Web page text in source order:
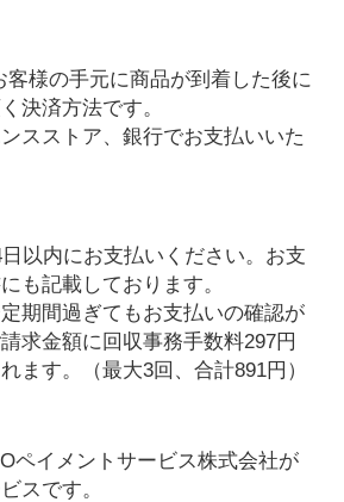
客様の手元に商品が到着した後に
決済方法です。
スストア、銀行でお支払いいた
以内にお支払いください。お支
も記載しております。
期間過ぎてもお支払いの確認が
求金額に回収事務手数料297円
ます。（最大3回、合計891円）
ペイメントサービス株式会社が
スです。